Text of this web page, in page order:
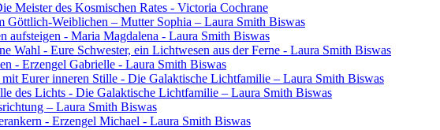
Meister des Kosmischen Rates - Victoria Cochrane
Göttlich-Weiblichen – Mutter Sophia – Laura Smith Biswas
aufsteigen - Maria Magdalena - Laura Smith Biswas
Wahl - Eure Schwester, ein Lichtwesen aus der Ferne - Laura Smith Biswas
- Erzengel Gabrielle - Laura Smith Biswas
Eurer inneren Stille - Die Galaktische Lichtfamilie – Laura Smith Biswas
des Lichts - Die Galaktische Lichtfamilie – Laura Smith Biswas
– Laura Smith Biswas
- Erzengel Michael - Laura Smith Biswas